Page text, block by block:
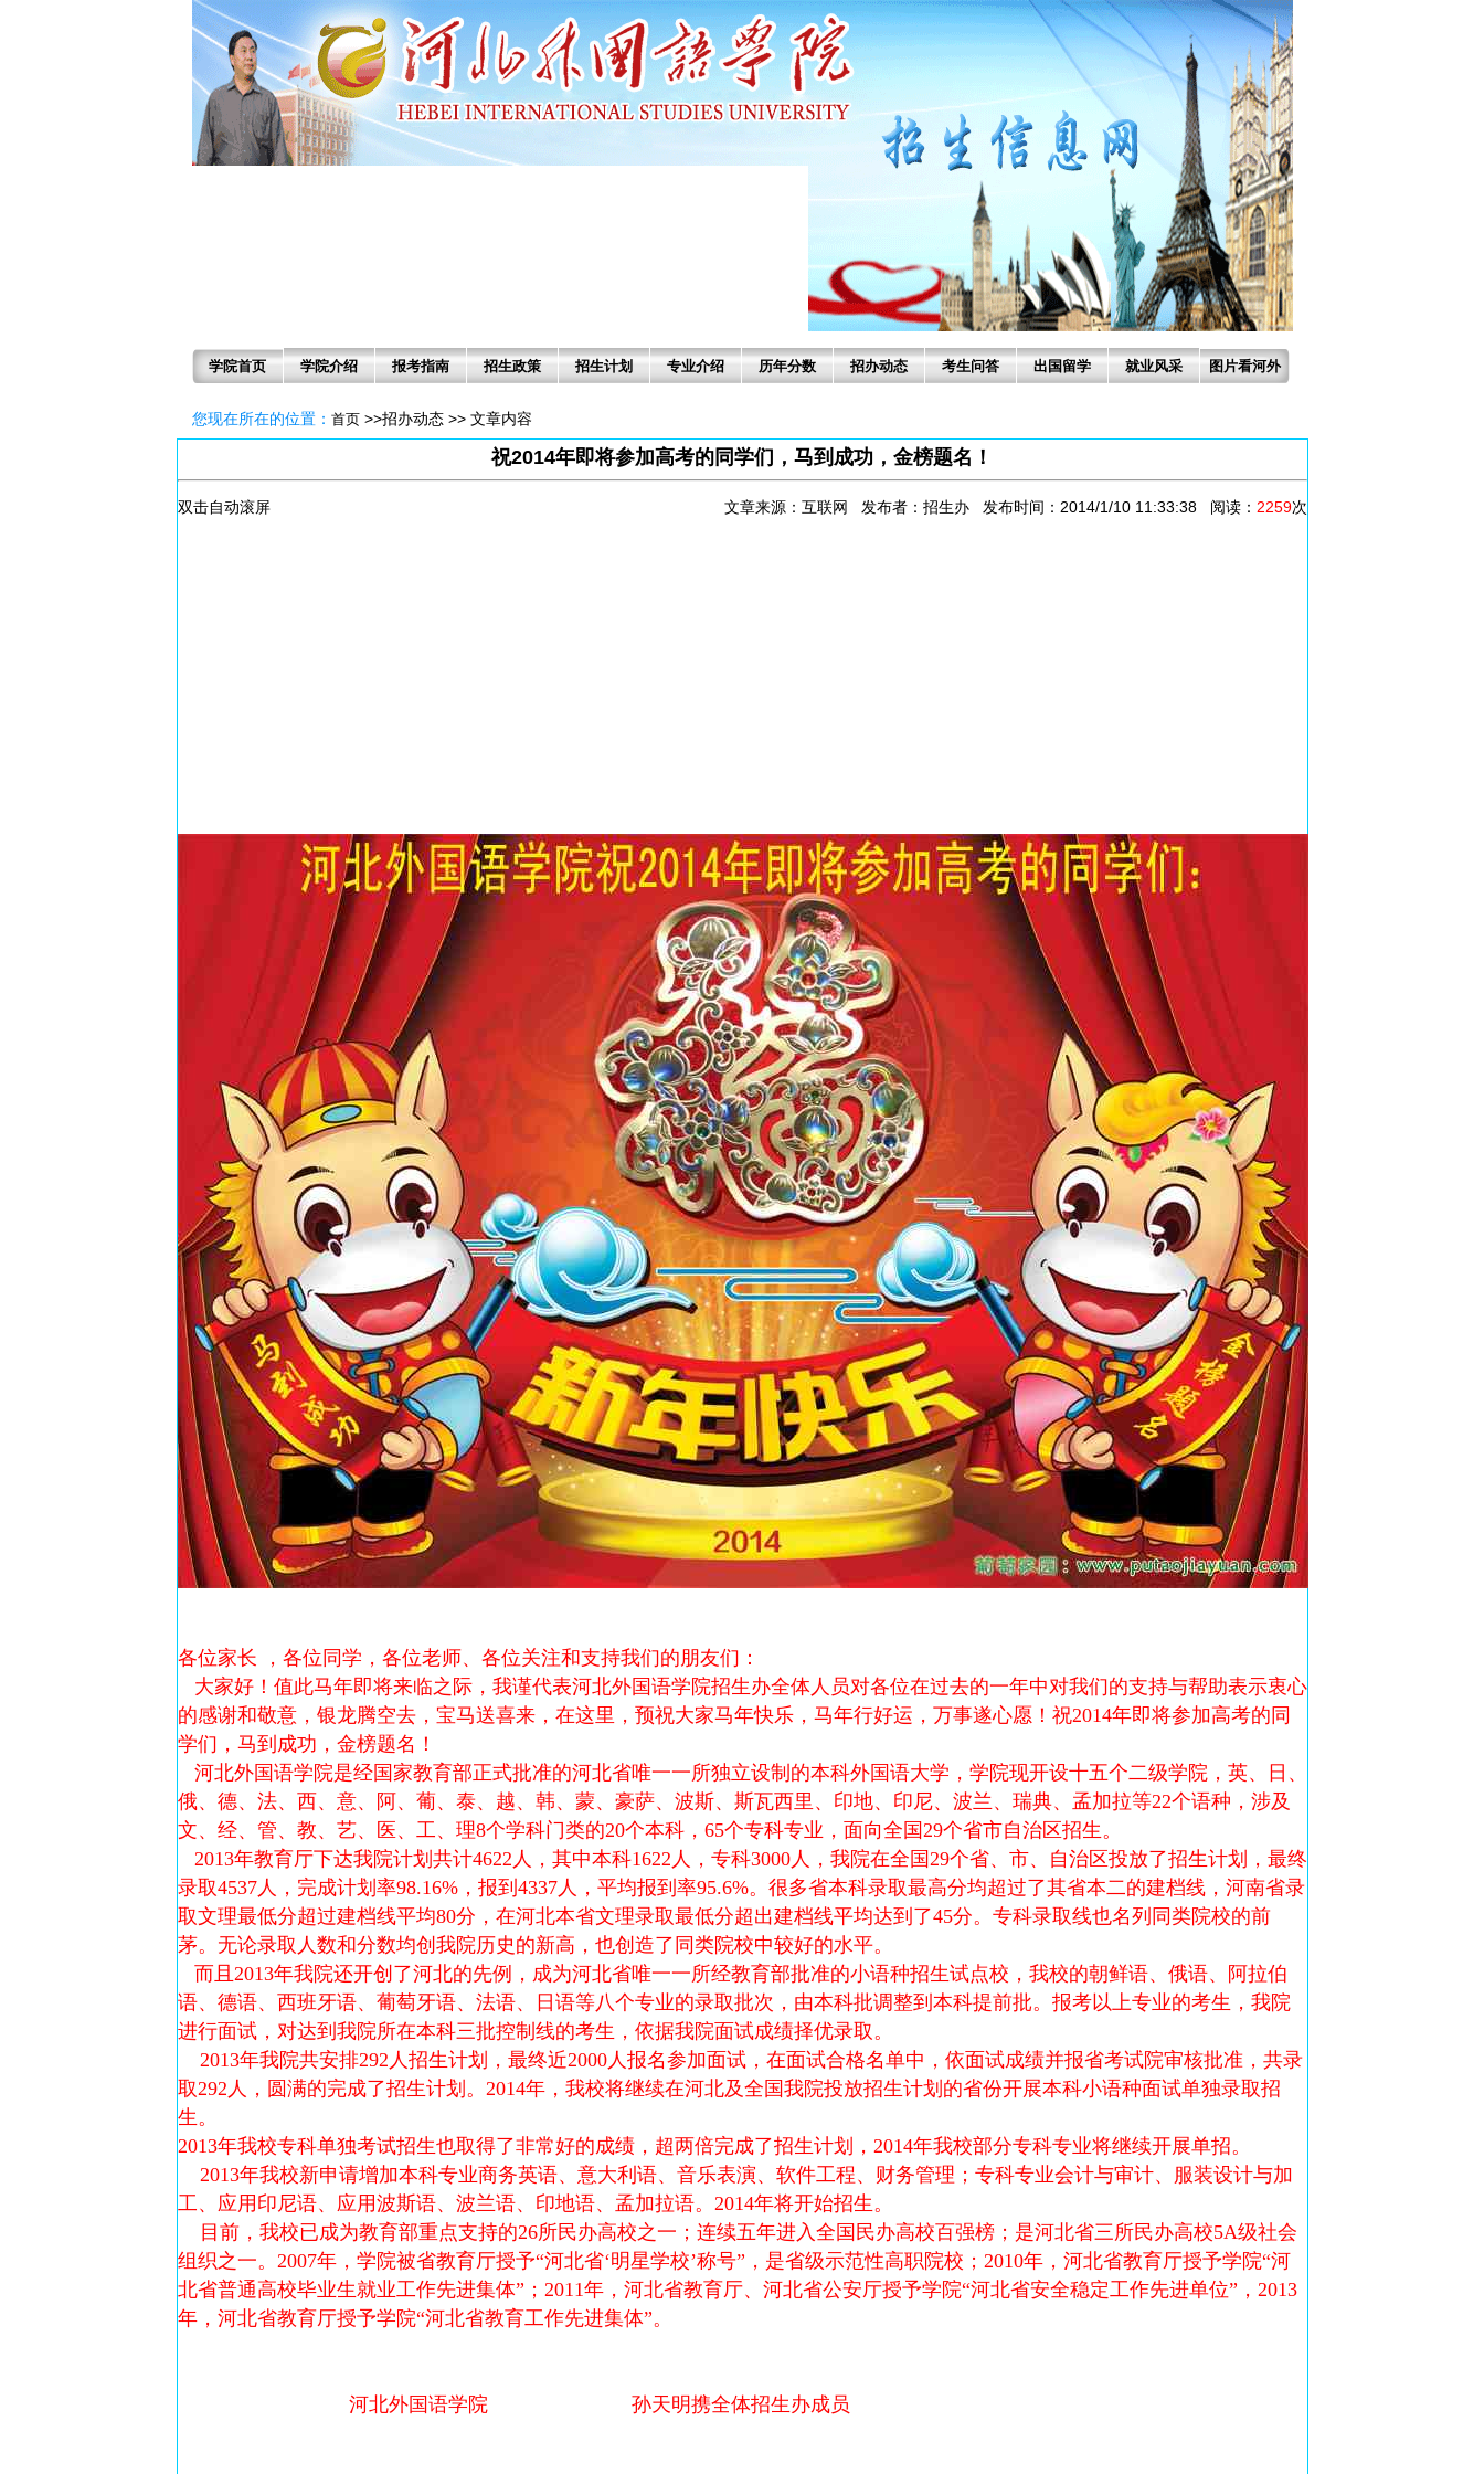
学院首页 学院介绍 报考指南 招生政策 招生计划 专业介绍 历年分数 招办动态 考生问答 出国留学 就业风采 图片看河外
您现在所在的位置： 首页>>招办动态 >> 文章内容
祝2014年即将参加高考的同学们，马到成功，金榜题名！
双击自动滚屏 文章来源：互联网 发布者：招生办 发布时间：2014/1/10 11:33:38 阅读： 2259次
各位家长 ，各位同学，各位老师、各位关注和支持我们的朋友们：
大家好！值此马年即将来临之际，我谨代表河北外国语学院招生办全体人员对各位在过去的一年中对我们的支持与帮助表示衷心
的感谢和敬意，银龙腾空去，宝马送喜来，在这里，预祝大家马年快乐，马年行好运，万事遂心愿！祝2014年即将参加高考的同
学们，马到成功，金榜题名！
河北外国语学院是经国家教育部正式批准的河北省唯一一所独立设制的本科外国语大学，学院现开设十五个二级学院，英、日、
俄、德、法、西、意、阿、葡、泰、越、韩、蒙、豪萨、波斯、斯瓦西里、印地、印尼、波兰、瑞典、孟加拉等22个语种，涉及
文、经、管、教、艺、医、工、理8个学科门类的20个本科，65个专科专业，面向全国29个省市自治区招生。
2013年教育厅下达我院计划共计4622人，其中本科1622人，专科3000人，我院在全国29个省、市、自治区投放了招生计划，最终
录取4537人，完成计划率98.16%，报到4337人，平均报到率95.6%。很多省本科录取最高分均超过了其省本二的建档线，河南省录
取文理最低分超过建档线平均80分，在河北本省文理录取最低分超出建档线平均达到了45分。专科录取线也名列同类院校的前
茅。无论录取人数和分数均创我院历史的新高，也创造了同类院校中较好的水平。
而且2013年我院还开创了河北的先例，成为河北省唯一一所经教育部批准的小语种招生试点校，我校的朝鲜语、俄语、阿拉伯
语、德语、西班牙语、葡萄牙语、法语、日语等八个专业的录取批次，由本科批调整到本科提前批。报考以上专业的考生，我院
进行面试，对达到我院所在本科三批控制线的考生，依据我院面试成绩择优录取。
2013年我院共安排292人招生计划，最终近2000人报名参加面试，在面试合格名单中，依面试成绩并报省考试院审核批准，共录
取292人，圆满的完成了招生计划。2014年，我校将继续在河北及全国我院投放招生计划的省份开展本科小语种面试单独录取招
生。
2013年我校专科单独考试招生也取得了非常好的成绩，超两倍完成了招生计划，2014年我校部分专科专业将继续开展单招。
2013年我校新申请增加本科专业商务英语、意大利语、音乐表演、软件工程、财务管理；专科专业会计与审计、服装设计与加
工、应用印尼语、应用波斯语、波兰语、印地语、孟加拉语。2014年将开始招生。
目前，我校已成为教育部重点支持的26所民办高校之一；连续五年进入全国民办高校百强榜；是河北省三所民办高校5A级社会
组织之一。2007年，学院被省教育厅授予“河北省‘明星学校’称号”，是省级示范性高职院校；2010年，河北省教育厅授予学院“河
北省普通高校毕业生就业工作先进集体”；2011年，河北省教育厅、河北省公安厅授予学院“河北省安全稳定工作先进单位”，2013
年，河北省教育厅授予学院“河北省教育工作先进集体”。
河北外国语学院孙天明携全体招生办成员